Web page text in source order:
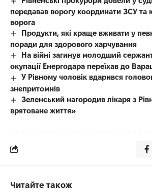
передавав ворогу координати ЗСУ та
ворога
Продукти, які краще вживати у
поради для здорового харчування
На війні загинув молодший
окупації Енергодара переїхав до
У Рівному чоловік вдарився головою
знепритомнів
Зеленський нагородив лікаря з
врятоване життя»
Читайте також